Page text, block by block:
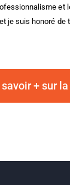
et
je suis honoré de
savoir + sur